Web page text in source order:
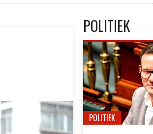
POLITIEK
POLITIEK